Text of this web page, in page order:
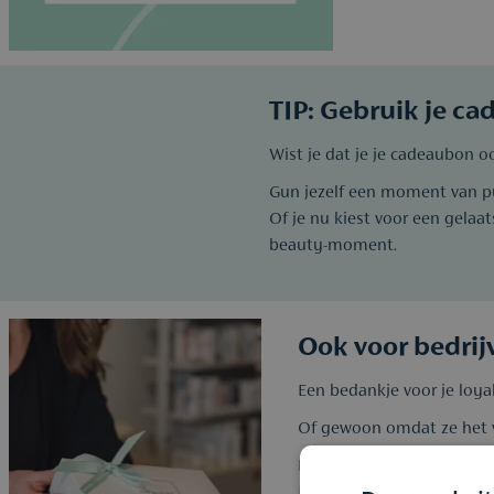
TIP: Gebruik je
Wist je dat je je cadeaubon
Gun jezelf een moment van
Of je nu kiest voor een
beauty-moment.
Ook voor
Een bedankje voor je
Of gewoon omdat ze het
Een geschenk van